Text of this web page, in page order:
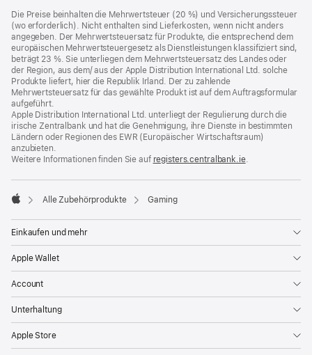
Die Preise beinhalten die Mehrwertsteuer (20 %) und Versicherungssteuer
(wo erforderlich). Nicht enthalten sind Lieferkosten, wenn nicht anders
angegeben. Der Mehrwertsteuersatz für Produkte, die entsprechend dem
europäischen Mehrwertsteuergesetz als Dienstleistungen klassifiziert sind,
beträgt 23 %. Sie unterliegen dem Mehrwertsteuersatz des Landes oder
der Region, aus dem/ aus der Apple Distribution International Ltd. solche
Produkte liefert, hier die Republik Irland. Der zu zahlende
Mehrwertsteuersatz für das gewählte Produkt ist auf dem Auftragsformular
aufgeführt.
Apple Distribution International Ltd. unterliegt der Regulierung durch die
irische Zentralbank und hat die Genehmigung, ihre Dienste in bestimmten
Ländern oder Regionen des EWR (Europäischer Wirtschaftsraum)
anzubieten.
Weitere Informationen finden Sie auf registers.centralbank.ie(Öffnet
neues
.
Alle Zubehörprodukte Gaming
Einkaufen und mehr
Apple Wallet
Account
Unterhaltung
Apple Store